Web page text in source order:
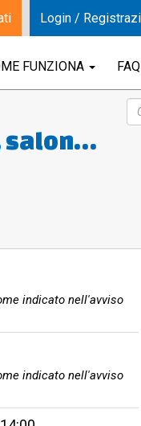
FUNZIONA FAQ
salone
indicato nell'avviso
indicato nell'avviso
Login /